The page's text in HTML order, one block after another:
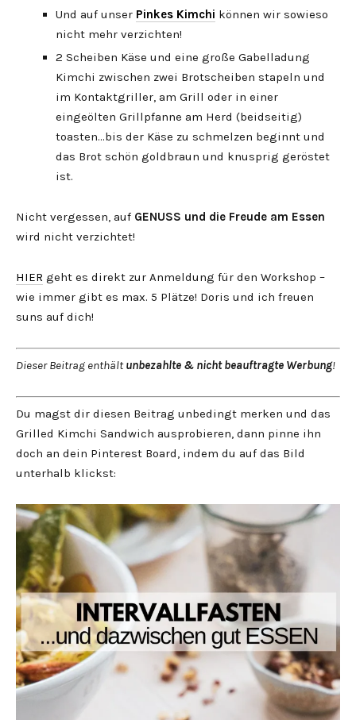
Und auf unser Pinkes Kimchi können wir sowieso
nicht mehr verzichten!
2 Scheiben Käse und eine große Gabelladung
Kimchi zwischen zwei Brotscheiben stapeln und
im Kontaktgriller, am Grill oder in einer
eingeölten Grillpfanne am Herd (beidseitig)
toasten…bis der Käse zu schmelzen beginnt und
das Brot schön goldbraun und knusprig geröstet
ist.
Nicht vergessen, auf GENUSS und die Freude am Essen
wird nicht verzichtet!
HIER geht es direkt zur Anmeldung für den Workshop –
wie immer gibt es max. 5 Plätze! Doris und ich freuen
suns auf dich!
Dieser Beitrag enthältunbezahlte & nicht beauftragte Werbung!
Du magst dir diesen Beitrag unbedingt merken und das
Grilled Kimchi Sandwich ausprobieren, dann pinne ihn
doch an dein Pinterest Board, indem du auf das Bild
unterhalb klickst: